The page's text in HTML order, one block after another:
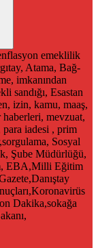
emeklilik
Atama, Bağ-
imkanından
sandığı, Esastan
izin, kamu, maaş,
mevzuat,
iadesi , prim
Sosyal
Şube Müdürlüğü,
EBA,Milli Eğitim
Dakika,sokağa